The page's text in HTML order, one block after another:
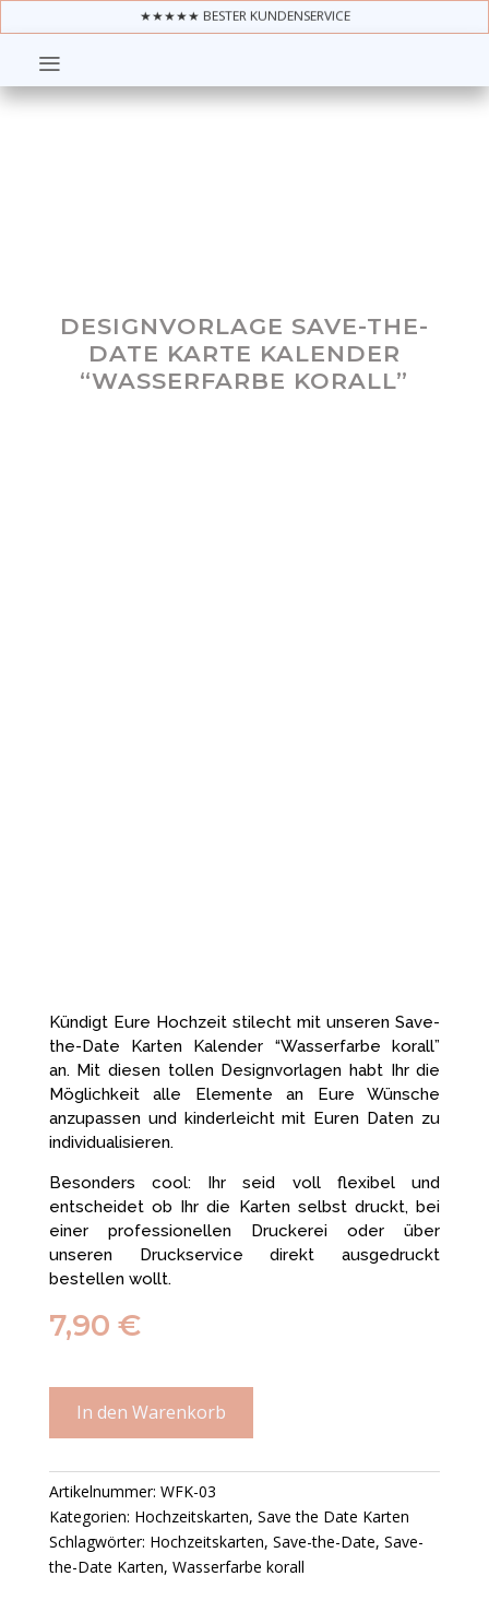
★★★★★ BESTER KUNDENSERVICE
DESIGNVORLAGE SAVE-THE-
DATE KARTE KALENDER
“WASSERFARBE KORALL”
Kündigt Eure Hochzeit stilecht mit unseren Save-
the-Date Karten Kalender “Wasserfarbe korall”
an. Mit diesen tollen Designvorlagen habt Ihr die
Möglichkeit alle Elemente an Eure Wünsche
anzupassen und kinderleicht mit Euren Daten zu
individualisieren.
Besonders cool: Ihr seid voll flexibel und
entscheidet ob Ihr die Karten selbst druckt, bei
einer professionellen Druckerei oder über
unseren Druckservice direkt ausgedruckt
bestellen wollt.
7,90 €
In den Warenkorb
Artikelnummer: WFK-03
Kategorien: Hochzeitskarten, Save the Date Karten
Schlagwörter: Hochzeitskarten, Save-the-Date, Save-
the-Date Karten, Wasserfarbe korall